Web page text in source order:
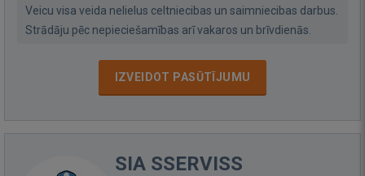
Veicu visa veida nelielus celtniecibas un saimniecibas darbus.
Strādāju pēc nepieciešamības arī vakaros un brīvdienās.
IZVEIDOT PASŪTĪJUMU
SIA SSERVISS